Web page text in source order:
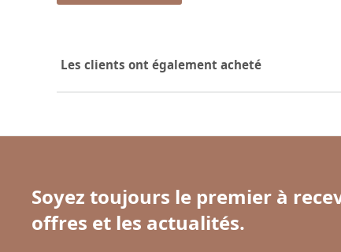
Les clients ont également acheté
Soyez toujours le premier à
offres et les actualités.